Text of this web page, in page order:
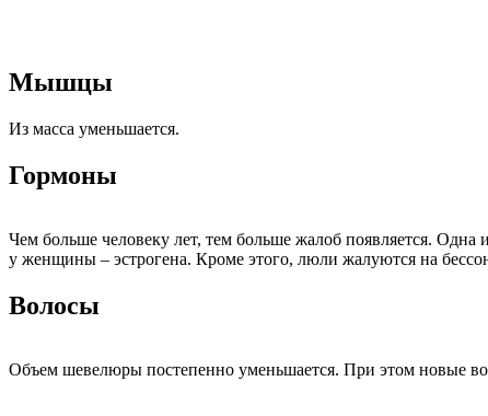
Мышцы
Из масса уменьшается.
Гормоны
Чем больше человеку лет, тем больше жалоб появляется. Одна
у женщины – эстрогена. Кроме этого, люли жалуются на
Волосы
Объем шевелюры постепенно уменьшается. При этом новые